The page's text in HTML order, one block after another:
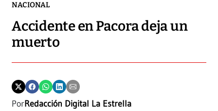
NACIONAL
Accidente en Pacora deja un
muerto
PorRedacción Digital La Estrella